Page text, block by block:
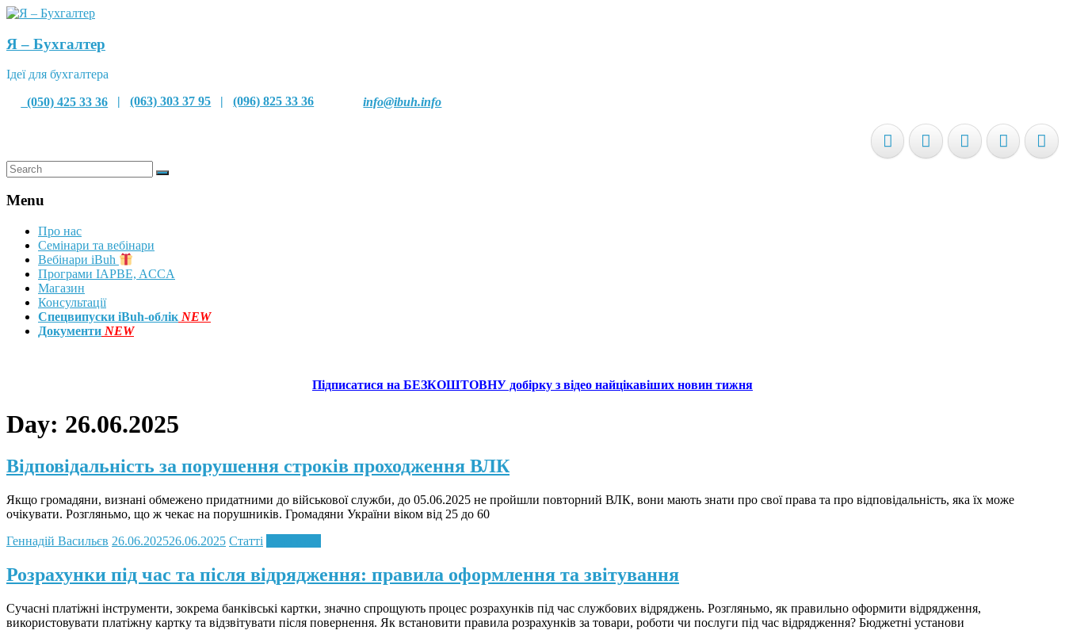
Я – Бухгалтер
Ідеї для бухгалтера
(050) 425 33 36 |(063) 303 37 95 |(096) 825 33 36 info@ibuh.info
Menu
Про нас
Семінари та вебінари
Вебінари iBuh
Програми IAPBE, ACCA
Магазин
Консультації
Спецвипуски iBuh-облік NEW
Документи NEW
Підписатися на БЕЗКОШТОВНУ добірку з відео найцікавіших новин тижня
Day: 26.06.2025
Відповідальність за порушення строків проходження ВЛК
Якщо громадяни, визнані обмежено придатними до військової служби, до 05.06.2025 не пройшли повторний ВЛК, вони мають знати про свої права та про відповідальність, яка їх може
очікувати. Розгляньмо, що ж чекає на порушників. Громадяни України віком від 25 до 60
Геннадій Васильєв 26.06.202526.06.2025 Статті
Розрахунки під час та після відрядження: правила оформлення та звітування
Сучасні платіжні інструменти, зокрема банківські картки, значно спрощують процес розрахунків під час службових відряджень. Розгляньмо, як правильно оформити відрядження,
використовувати платіжну картку та відзвітувати після повернення. Як встановити правила розрахунків за товари, роботи чи послуги під час відрядження? Бюджетні установи